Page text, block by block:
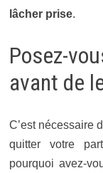
lâcher prise.
Posez-
avant de
C’est nécessaire
quitter votre
pourquoi avez-